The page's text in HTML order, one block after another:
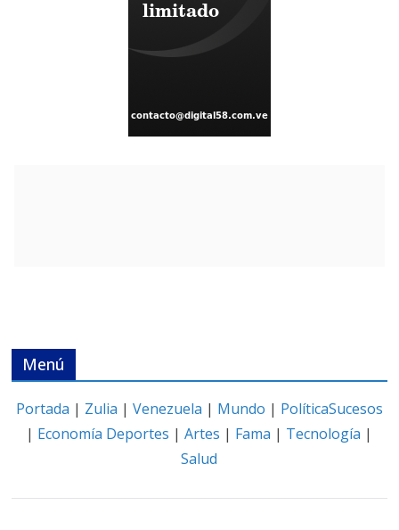
Menú
Portada | Zulia | Venezuela | Mundo | PolíticaSucesos
| Economía Deportes |Artes | Fama | Tecnología |
Salud